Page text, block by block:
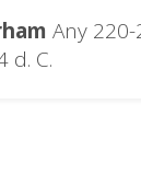
Any
d. C.